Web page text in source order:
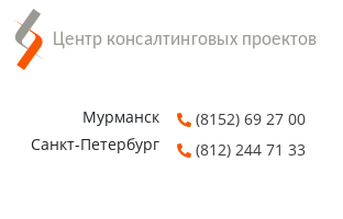
Мурманск
Санкт-Петербург
(8152) 69 27 00
(812) 244 71 33